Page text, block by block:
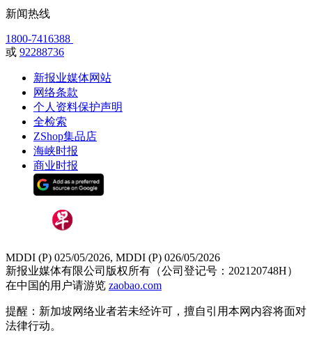
新闻热线
1800-7416388
或 92288736
新报业媒体网站
网络条款
个人资料保护声明
全检索
ZShop集品店
海峡时报
商业时报
MDDI (P) 025/05/2026, MDDI (P) 026/05/2026
新报业媒体有限公司版权所有（公司登记号：202120748H）
在中国的用户请游览 zaobao.com
提醒：新加坡网络业者若未经许可，擅自引用本网内容将面对
法律行动。